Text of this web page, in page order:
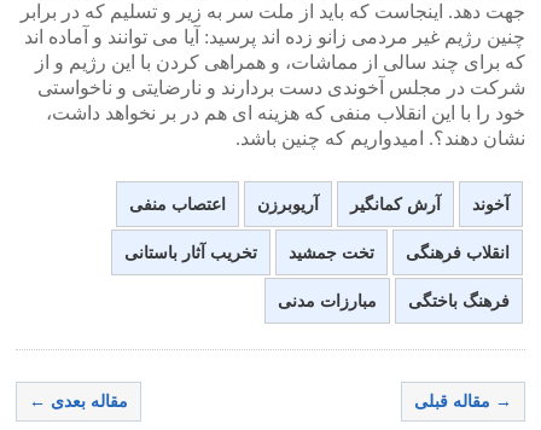
جهت دهد. اینجاست که باید از ملت سر به زیر و تسلیم که در برابر
چنین رژیم غیر مردمی زانو زده اند پرسید: آیا می توانند و آماده اند
که برای چند سالی از مماشات، و همراهی کردن با این رژیم و از
شرکت در مجلس آخوندی دست بردارند و نارضایتی و ناخواستی
خود را با این انقلاب منفی که هزینه ای هم در بر نخواهد داشت،
نشان دهند؟. امیدواریم که چنین باشد.
آخوند آرش کمانگیر آریوبرزن اعتصاب منفی
انقلاب فرهنگی تخت جمشید تخریب آثار باستانی
فرهنگ باختگی مبارزات مدنی
→ مقاله قبلی مقاله بعدی ←